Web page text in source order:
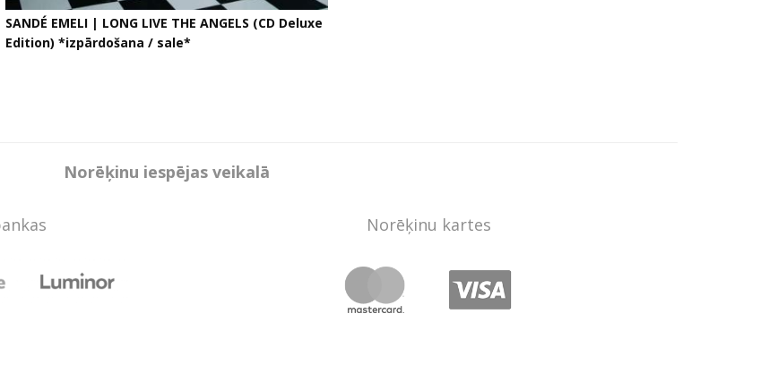
SANDÉ EMELI | LONG LIVE THE ANGELS (CD Deluxe
Edition) *izpārdošana / sale*
Norēķinu iespējas veikalā
Norēķinu kartes